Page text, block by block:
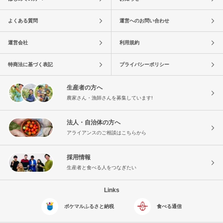
よくある質問 運営へのお問い合わせ
運営会社 利用規約
特商法に基づく表記 プライバシーポリシー
生産者の方へ
農家さん・漁師さんを募集しています!
法人・自治体の方へ
アライアンスのご相談はこちらから
採用情報
生産者と食べる人をつなぎたい
Links
ポケマルふるさと納税 食べる通信